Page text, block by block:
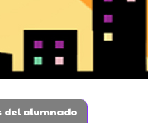
del alumnado